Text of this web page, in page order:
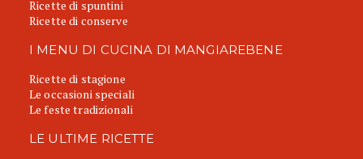
Ricette di spuntini
Ricette di conserve
I MENU DI CUCINA DI MANGIAREBENE
Ricette di stagione
Le occasioni speciali
Le feste tradizionali
LE ULTIME RICETTE